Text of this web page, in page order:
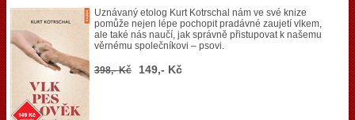
Uznávaný etolog Kurt Kotrschal nám ve své knize
pomůže nejen lépe pochopit pradávné zaujetí vlkem,
ale také nás naučí, jak správně přistupovat k našemu
věrnému společníkovi – psovi.
398,- Kč 149,- Kč